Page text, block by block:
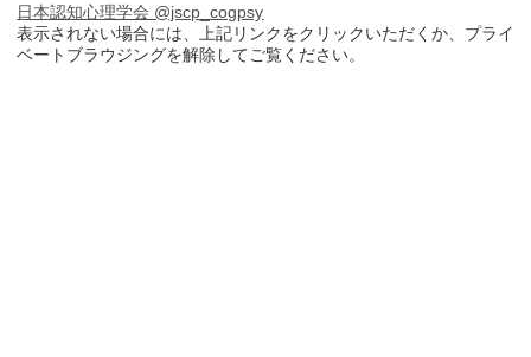
日本認知心理学会 @jscp_cogpsy
表示されない場合には、上記リンクをクリックいただくか、プライ
ベートブラウジングを解除してご覧ください。